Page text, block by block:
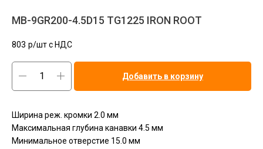
MB-9GR200-4.5D15 TG1225 IRON ROOT
803 р/шт c НДС
Добавить в корзину
Ширина реж. кромки 2.0 мм
Максимальная глубина канавки 4.5 мм
Минимальное отверстие 15.0 мм